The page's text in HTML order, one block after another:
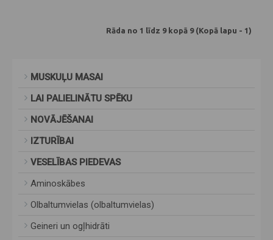
Rāda no 1 līdz 9 kopā 9 (Kopā lapu - 1)
MUSKUĻU MASAI
LAI PALIELINĀTU SPĒKU
NOVĀJĒŠANAI
IZTURĪBAI
VESELĪBAS PIEDEVAS
Aminoskābes
Olbaltumvielas (olbaltumvielas)
Geineri un ogļhidrāti